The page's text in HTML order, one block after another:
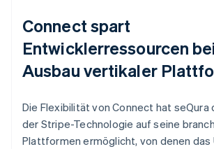
Connect spart
Entwicklerressourcen
Ausbau vertikaler
Die Flexibilität von Connect hat seQura
der Stripe-Technologie auf seine
Plattformen ermöglicht, von denen das